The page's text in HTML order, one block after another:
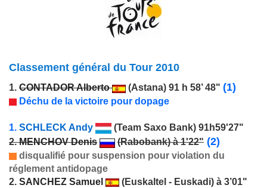
Classement général du Tour 2010
1. CONTADOR Alberto (Astana) 91 h 58’ 48" (1)
Déchu de la victoire pour dopage
1. SCHLECK Andy
(Team Saxo Bank) 91h59'27"
2.MENCHOV Denis (Rabobank) à 1'22" (2)
disqualifié pour suspension pour violation du
réglement antidopage
2. SANCHEZ Samuel
(Euskaltel - Euskadi) à 3’01"